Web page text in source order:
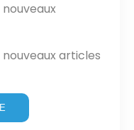
articles